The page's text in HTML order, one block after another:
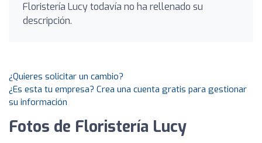
Floristería Lucy todavía no ha rellenado su
descripción.
¿Quieres solicitar un cambio?
¿Es esta tu empresa? Crea una cuenta gratis para gestionar
su información
Fotos de Floristería Lucy